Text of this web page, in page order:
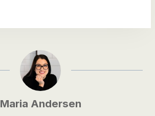
Maria Andersen